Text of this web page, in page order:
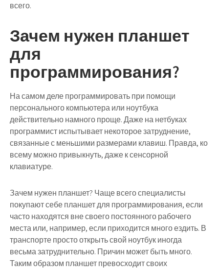
всего.
Зачем нужен планшет
для
программирования?
На самом деле программировать при помощи
персонального компьютера или ноутбука
действительно намного проще. Даже на нетбуках
программист испытывает некоторое затруднение,
связанные с меньшими размерами клавиш. Правда, ко
всему можно привыкнуть, даже к сенсорной
клавиатуре.
Зачем нужен планшет? Чаще всего специалисты
покупают себе планшет для программирования, если
часто находятся вне своего постоянного рабочего
места или, например, если приходится много ездить. В
транспорте просто открыть свой ноутбук иногда
весьма затруднительно. Причин может быть много.
Таким образом планшет превосходит своих